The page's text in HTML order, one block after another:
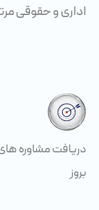
اداری و حقوقی
دریافت مشاوره
بروز
ویژگان کارگزار